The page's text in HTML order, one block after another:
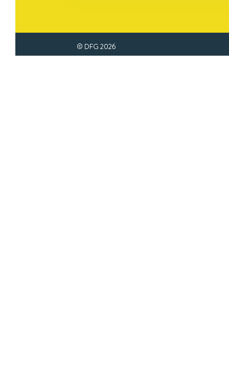
© DFG 2026